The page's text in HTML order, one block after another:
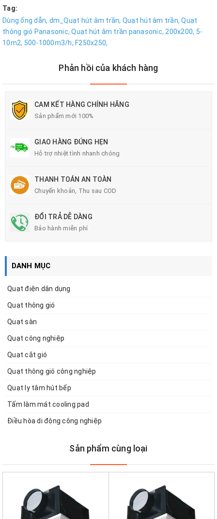
Tag:
Dùng ống dẫn, dm_Quạt hút âm trần, Quạt hút âm trần, Quạt
thông gió Panasonic, Quạt hút âm trần panasonic, 200x200, 5-
10m2, 500-1000m3/h, F250x250,
Phản hồi của khách hàng
CAM KẾT HÀNG CHÍNH HÃNG
Sản phẩm mới 100%
GIAO HÀNG ĐÚNG HẸN
Hỗ trợ nhiệt tình nhanh chóng
THANH TOÁN AN TOÀN
Chuyển khoản, Thu sau COD
ĐỔI TRẢ DỄ DÀNG
Bảo hành miễn phí
DANH MỤC
Quạt điện dân dụng
Quạt thông gió
Quạt sàn
Quạt công nghiệp
Quạt cắt gió
Quạt thông gió công nghiệp
Quạt ly tâm hút bếp
Tấm làm mát cooling pad
Điều hòa di động công nghiệp
Sản phẩm cùng loại